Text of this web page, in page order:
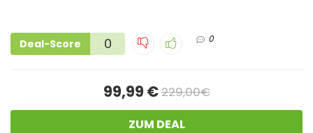
Deal-Score 0 0
99,99 €229,00€
ZUM DEAL